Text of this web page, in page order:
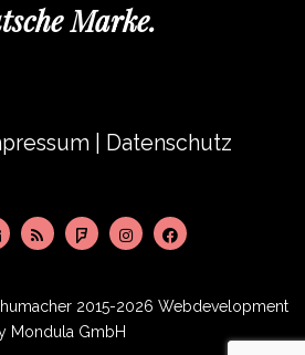
Marke.
Datenschutz
2015-2026 Webdevelopment
Mondula GmbH